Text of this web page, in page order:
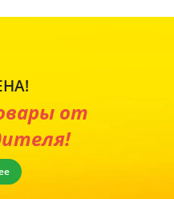
от